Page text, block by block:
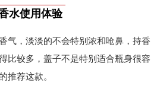
水使用体验
气，淡淡的不会特别浓和呛鼻，持香
比较多，盖子不是特别适合瓶身很容
推荐这款。